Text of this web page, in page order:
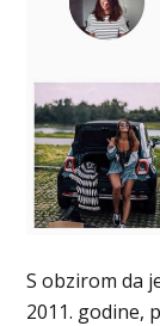
S obzirom da
2011. godine,